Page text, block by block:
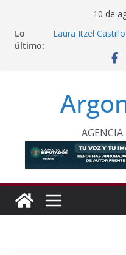
contenido
10 de
Lo
último:
Laura Itzel
Inaugura Clara
Permanente en
Refuerzan
Lluvias Intensas
INE Defiende
Incumplimientos